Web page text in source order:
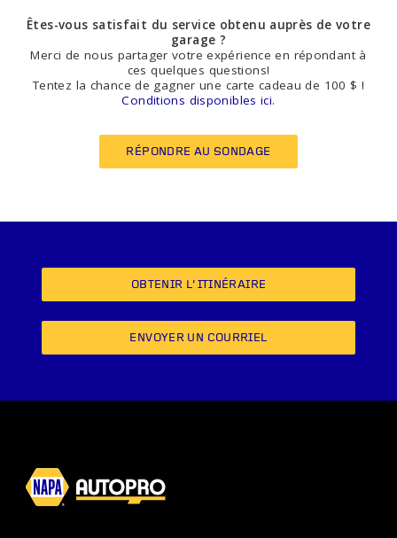
Êtes-vous satisfait du service obtenu auprès de votre
garage ?
Merci de nous partager votre expérience en répondant à
ces quelques questions!
Tentez la chance de gagner une carte cadeau de 100 $ !
Conditions disponibles ici.
RÉPONDRE AU SONDAGE
OBTENIR L’ITINÉRAIRE
ENVOYER UN COURRIEL